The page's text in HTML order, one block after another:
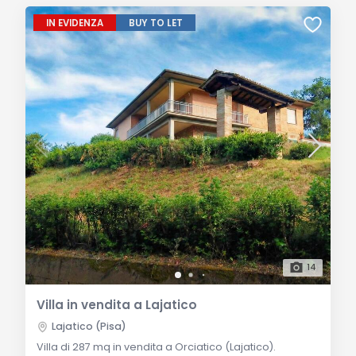
IN EVIDENZA BUY TO LET
14
Villa in vendita a Lajatico
Lajatico (Pisa)
Villa di 287 mq in vendita a Orciatico (Lajatico).